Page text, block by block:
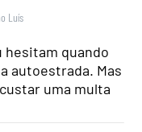
Luís
quando
autoestrada. Mas
uma multa